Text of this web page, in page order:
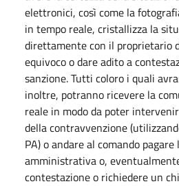
elettronici, così come la
in tempo reale, cristallizza la
direttamente con il proprietario
equivoco o dare adito a
sanzione. Tutti coloro i quali
inoltre, potranno ricevere la
reale in modo da poter
della contravvenzione
PA) o andare al comando
amministrativa o,
contestazione o richiedere un